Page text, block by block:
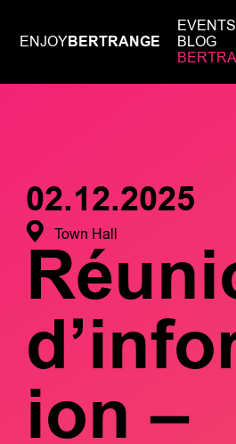
ENJOYBERTRANGE
EVENTS
BLOG
02.12.2025
Town Hall
ion –